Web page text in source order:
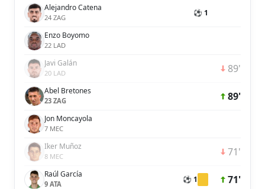
Alejandro Catena
24 ZAG ⚽ 1
Enzo Boyomo
22 LAD
Javi Galán
20 LAD 89'
Abel Bretones
23 ZAG 89'
Jon Moncayola
7 MEC
Iker Muñoz
8 MEC 71'
Raúl García
9 ATA ⚽ 1 71'